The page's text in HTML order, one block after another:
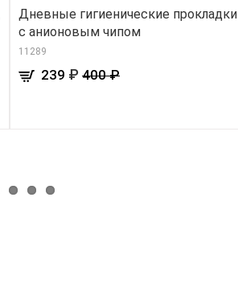
Дневные гигиенические прокладки
с анионовым чипом
11289
239 ₽ 400 ₽